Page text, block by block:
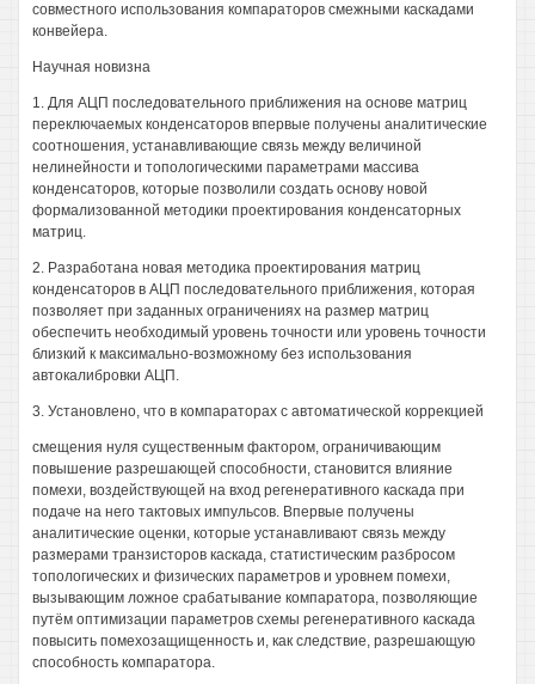
совместного использования компараторов смежными каскадами
конвейера.
Научная новизна
1. Для АЦП последовательного приближения на основе матриц
переключаемых конденсаторов впервые получены аналитические
соотношения, устанавливающие связь между величиной
нелинейности и топологическими параметрами массива
конденсаторов, которые позволили создать основу новой
формализованной методики проектирования конденсаторных
матриц.
2. Разработана новая методика проектирования матриц
конденсаторов в АЦП последовательного приближения, которая
позволяет при заданных ограничениях на размер матриц
обеспечить необходимый уровень точности или уровень точности
близкий к максимально-возможному без использования
автокалибровки АЦП.
3. Установлено, что в компараторах с автоматической коррекцией
смещения нуля существенным фактором, ограничивающим
повышение разрешающей способности, становится влияние
помехи, воздействующей на вход регенеративного каскада при
подаче на него тактовых импульсов. Впервые получены
аналитические оценки, которые устанавливают связь между
размерами транзисторов каскада, статистическим разбросом
топологических и физических параметров и уровнем помехи,
вызывающим ложное срабатывание компаратора, позволяющие
путём оптимизации параметров схемы регенеративного каскада
повысить помехозащищенность и, как следствие, разрешающую
способность компаратора.